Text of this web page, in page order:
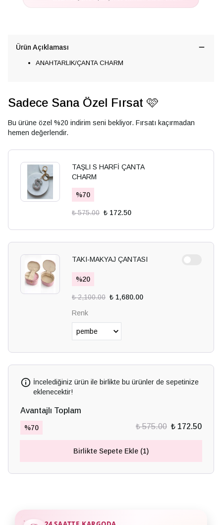
Ürün Açıklaması
ANAHTARLIK/ÇANTA CHARM
Sadece Sana Özel Fırsat 🩷
Bu ürüne özel %20 indirim seni bekliyor. Fırsatı kaçırmadan
hemen değerlendir.
TAŞLI S HARFİ ÇANTA
CHARM
%70
₺ 575.00 ₺ 172.50
TAKI-MAKYAJ ÇANTASI
%20
₺ 2,100.00 ₺ 1,680.00
Renk
İncelediğiniz ürün ile birlikte bu ürünler de sepetinize
eklenecektir!
Avantajlı Toplam
%70 ₺ 575.00 ₺ 172.50
Birlikte Sepete Ekle (1)